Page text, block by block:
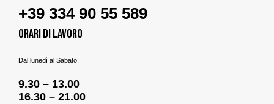
+39 334 90 55 589
ORARI DI LAVORO
Dal lunedì al Sabato:
9.30 – 13.00
16.30 – 21.00